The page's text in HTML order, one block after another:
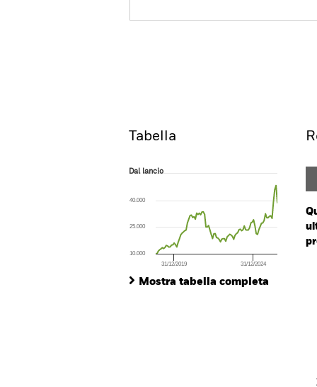
Tabella
Dal lancio
The chart has 1 X axis displaying Time.
The chart has 1 Y axis displaying values.
Dal lancio
31/12/2019 31/12/2024
10.000
25.000
40.000
Mostra tabella completa